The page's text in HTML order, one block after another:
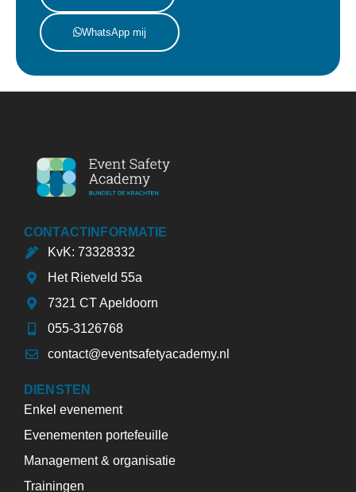
WhatsApp mij
CONTACTINFORMATIE
KvK: 73328332
Het Rietveld 55a
7321 CT Apeldoorn
055-3126768
contact@eventsafetyacademy.nl
DIENSTEN
Enkel evenement
Evenementen portefeuille
Management & organisatie
Trainingen